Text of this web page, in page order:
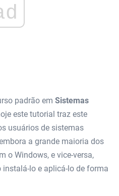
padrão em Sistemas
este tutorial traz este
usuários de sistemas
a grande maioria dos
o Windows, e vice-versa,
lo e aplicá-lo de forma